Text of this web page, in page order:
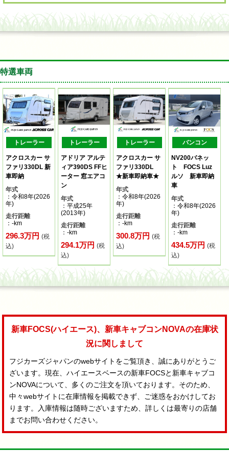
特選車両
トレーラー
アクロスカー サ
ファリ330DL 新
車即納
年式
：令和8年(2026
年)
走行距離
：-km
296.3万円 (税
込)
トレーラー
アドリア アルテ
ィア390DS FFヒ
ーター 窓エアコ
ン
年式
：平成25年
(2013年)
走行距離
：-km
294.1万円(税
込)
トレーラー
アクロスカー サ
ファリ330DL
★新車即納車★
年式
：令和8年(2026
年)
走行距離
：-km
300.8万円(税
込)
バンコン
NV200バネッ
ト FOCS Luz
ルソ 新車即納
車
年式
：令和8年(2026
年)
走行距離
：-km
434.5万円(税
込)
新車FOCS(ハイエース)、新車キャブコンNOVAの在庫状
況に関しまして
フジカーズジャパンのwebサイトをご覧頂き、誠にありがとうご
ざいます。現在、ハイエースベースの新車FOCSと新車キャブコ
ンNOVAについて、多くのご注文を頂いております。そのため、
中々webサイトに在庫情報を掲載できず、ご迷惑をおかけしてお
ります。入庫情報は随時ございますため、詳しくは最寄りの店舗
までお問い合わせください。